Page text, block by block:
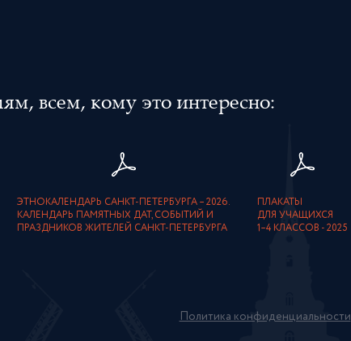
всем, кому это интересно:
ЭТНОКАЛЕНДАРЬ САНКТ-ПЕТЕРБУРГА – 2026.
КАЛЕНДАРЬ ПАМЯТНЫХ ДАТ, СОБЫТИЙ И
ПРАЗДНИКОВ ЖИТЕЛЕЙ САНКТ-ПЕТЕРБУРГА
ПЛАКАТЫ
ДЛЯ УЧАЩИХСЯ
1–4 КЛАССОВ - 2025
Политика конфиденциальности